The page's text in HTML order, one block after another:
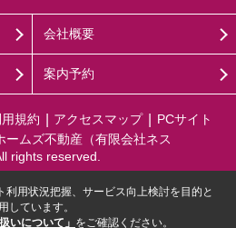
会社概要
案内予約
規約 アクセスマップ
PCサイト
ムズ不動産（有限会社ネス
rights reserved.
用状況把握、サービス向上検討を目的と
しています。
いについて」 をご確認ください。